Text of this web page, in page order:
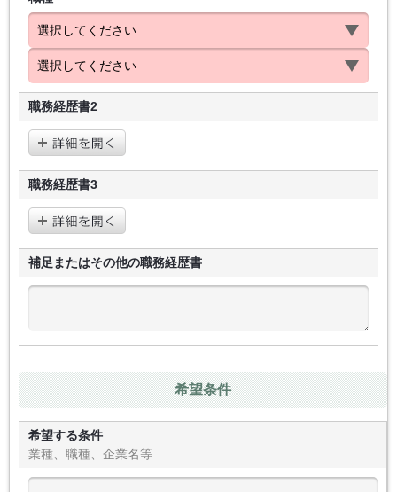
職務経歴書2
職務経歴書3
補足またはその他の職務経歴書
希望条件
希望する条件
業種、職種、企業名等